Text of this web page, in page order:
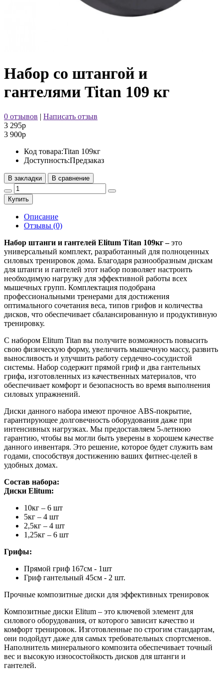
Набор со штангой и
гантелями Titan 109 кг
0 отзывов | Написать отзыв
3 295р
3 900р
Код товара:Titan 109кг
Доступность:Предзаказ
В закладки В сравнение
Купить
Описание
Отзывы (0)
Набор штанги и гантелей Elitum Titan 109кг –это
универсальный комплект, разработанный для полноценных
силовых тренировок дома. Благодаря разнообразным дискам
для штанги и гантелей этот набор позволяет настроить
необходимую нагрузку для эффективной работы всех
мышечных групп. Комплектация подобрана
профессиональными тренерами для достижения
оптимального сочетания веса, типов грифов и количества
дисков, что обеспечивает сбалансированную и продуктивную
тренировку.
С набором Elitum Titan вы получите возможность повысить
свою физическую форму, увеличить мышечную массу, развить
выносливость и улучшить работу сердечно-сосудистой
системы. Набор содержит прямой гриф и два гантельных
грифа, изготовленных из качественных материалов, что
обеспечивает комфорт и безопасность во время выполнения
силовых упражнений.
Диски данного набора имеют прочное ABS-покрытие,
гарантирующее долговечность оборудования даже при
интенсивных нагрузках. Мы предоставляем 5-летнюю
гарантию, чтобы вы могли быть уверены в хорошем качестве
данного инвентаря. Это решение, которое будет служить вам
годами, способствуя достижению ваших фитнес-целей в
удобных домах.
Состав набора:
Диски Elitum:
10кг – 6 шт
5кг – 4 шт
2,5кг – 4 шт
1,25кг – 6 шт
Грифы:
Прямой гриф 167см - 1шт
Гриф гантельный 45см - 2 шт.
Прочные композитные диски для эффективных тренировок
Композитные диски Elitum – это ключевой элемент для
силового оборудования, от которого зависит качество и
комфорт тренировок. Изготовленные по строгим стандартам,
они подойдут даже для самых требовательных спортсменов.
Наполнитель минерального композита обеспечивает точный
вес и высокую износостойкость дисков для штанги и
гантелей.